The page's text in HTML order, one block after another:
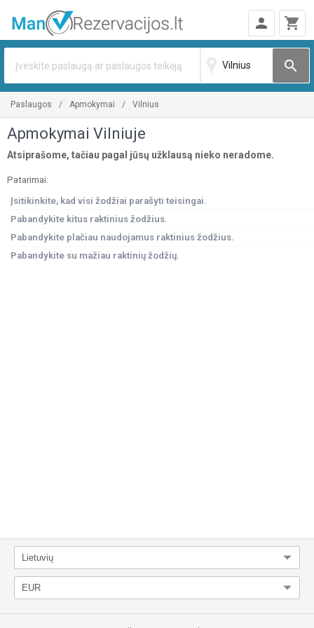
person shopping_cart
search
paslaugos apmokymai vilnius
Apmokymai Vilniuje
Atsiprašome, tačiau pagal jūsų užklausą nieko neradome.
Patarimai:
Įsitikinkite, kad visi žodžiai parašyti teisingai.
Pabandykite kitus raktinius žodžius.
Pabandykite plačiau naudojamus raktinius žodžius.
Pabandykite su mažiau raktinių žodžių.